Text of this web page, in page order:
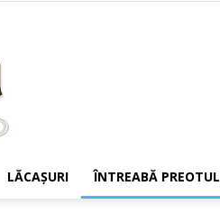
LĂCAŞURI ÎNTREABĂ PREOTUL